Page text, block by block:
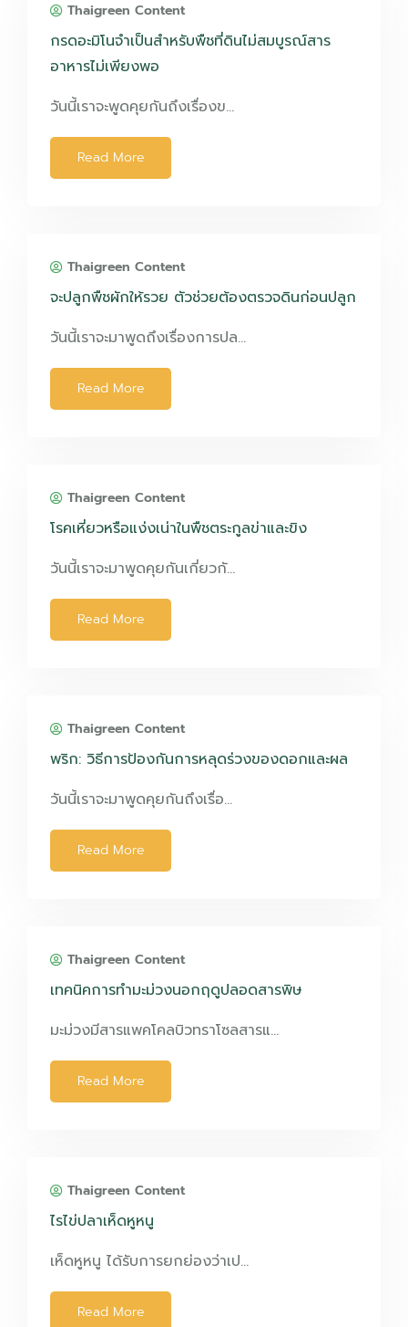
Thaigreen Content
กรดอะมิโนจำเป็นสำหรับพืชที่ดินไม่สมบูรณ์สาร
อาหารไม่เพียงพอ
วันนี้เราจะพูดคุยกันถึงเรื่องข…
Read More
Thaigreen Content
จะปลูกพืชผักให้รวย ตัวช่วยต้องตรวจดินก่อนปลูก
วันนี้เราจะมาพูดถึงเรื่องการปล…
Read More
Thaigreen Content
โรคเหี่ยวหรือแง่งเน่าในพืชตระกูลข่าและขิง
วันนี้เราจะมาพูดคุยกันเกี่ยวกั…
Read More
Thaigreen Content
พริก: วิธีการป้องกันการหลุดร่วงของดอกและผล
วันนี้เราจะมาพูดคุยกันถึงเรื่อ…
Read More
Thaigreen Content
เทคนิคการทำมะม่วงนอกฤดูปลอดสารพิษ
มะม่วงมีสารแพคโคลบิวทราโซลสารแ…
Read More
Thaigreen Content
ไรไข่ปลาเห็ดหูหนู
เห็ดหูหนู ได้รับการยกย่องว่าเป…
Read More